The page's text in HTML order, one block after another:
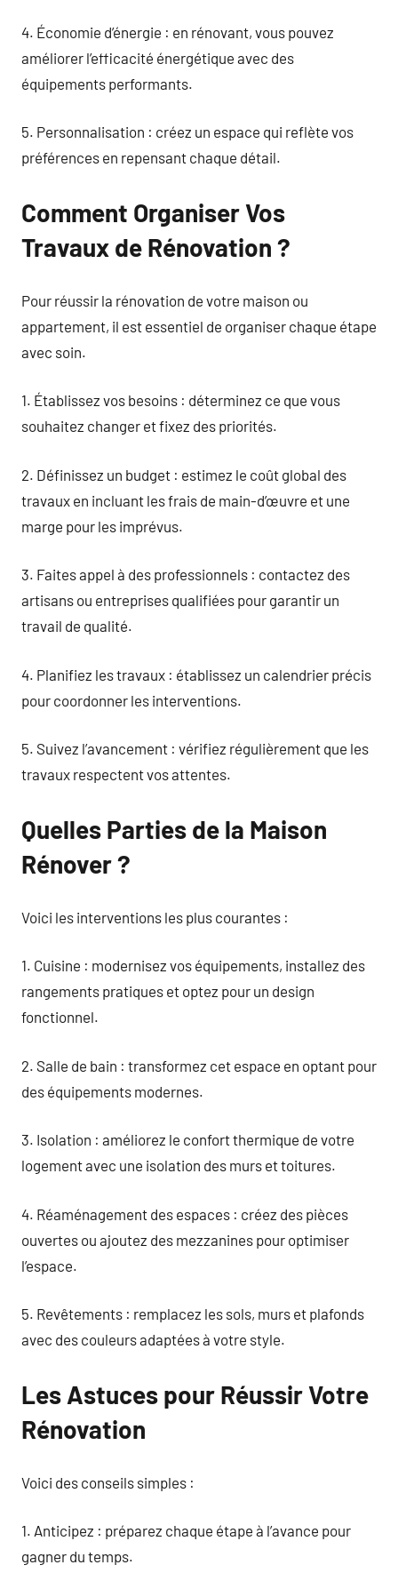
4. Économie d’énergie : en rénovant, vous pouvez
améliorer l’efficacité énergétique avec des
équipements performants.
5. Personnalisation : créez un espace qui reflète vos
préférences en repensant chaque détail.
Comment Organiser Vos
Travaux de Rénovation ?
Pour réussir la rénovation de votre maison ou
appartement, il est essentiel de organiser chaque étape
avec soin.
1. Établissez vos besoins : déterminez ce que vous
souhaitez changer et fixez des priorités.
2. Définissez un budget : estimez le coût global des
travaux en incluant les frais de main-d’œuvre et une
marge pour les imprévus.
3. Faites appel à des professionnels : contactez des
artisans ou entreprises qualifiées pour garantir un
travail de qualité.
4. Planifiez les travaux : établissez un calendrier précis
pour coordonner les interventions.
5. Suivez l’avancement : vérifiez régulièrement que les
travaux respectent vos attentes.
Quelles Parties de la Maison
Rénover ?
Voici les interventions les plus courantes :
1. Cuisine : modernisez vos équipements, installez des
rangements pratiques et optez pour un design
fonctionnel.
2. Salle de bain : transformez cet espace en optant pour
des équipements modernes.
3. Isolation : améliorez le confort thermique de votre
logement avec une isolation des murs et toitures.
4. Réaménagement des espaces : créez des pièces
ouvertes ou ajoutez des mezzanines pour optimiser
l’espace.
5. Revêtements : remplacez les sols, murs et plafonds
avec des couleurs adaptées à votre style.
Les Astuces pour Réussir Votre
Rénovation
Voici des conseils simples :
1. Anticipez : préparez chaque étape à l’avance pour
gagner du temps.